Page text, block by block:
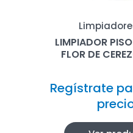
LIMPIADOR
FLOR DE
Regístrate